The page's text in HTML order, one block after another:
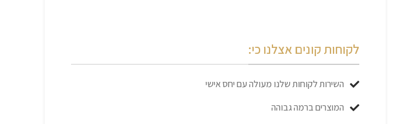
לקוחות קונים אצלנו כי:
השירות לקוחות שלנו מעולה עם יחס אישי
המוצרים ברמה גבוהה